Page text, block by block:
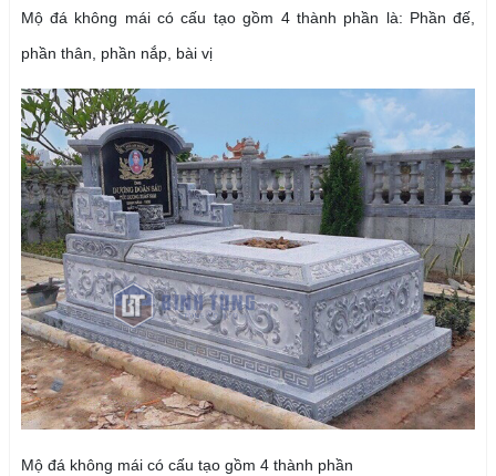
Mộ đá không mái có cấu tạo gồm 4 thành phần là: Phần đế,
phần thân, phần nắp, bài vị
Mộ đá không mái có cấu tạo gồm 4 thành phần